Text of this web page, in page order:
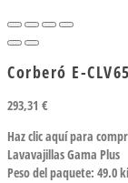
Corberó E-
293,31 €
Haz clic aquí para
Lavavajillas Gama Plus
Peso del paquete: 49.0